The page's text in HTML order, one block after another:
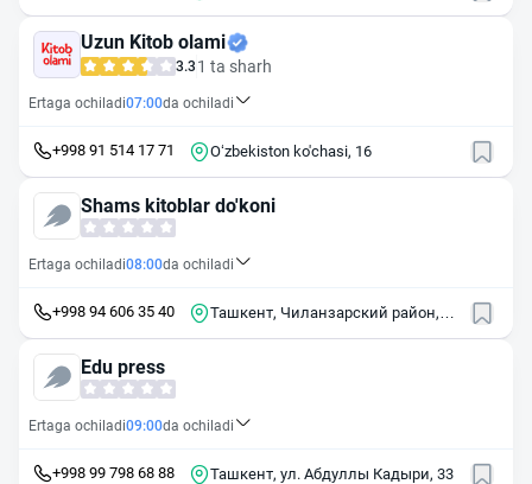
Uzun Kitob olami
3.3 1 ta sharh
Ertaga ochiladi07:00da ochiladi
+998 91 514 17 71 O‘zbekiston ko'chasi, 16
Shams kitoblar do'koni
Ertaga ochiladi08:00da ochiladi
+998 94 606 35 40
Ташкент, Чиланзарский район,
Edu press
Ertaga ochiladi09:00da ochiladi
+998 99 798 68 88 Ташкент, ул. Абдуллы Кадыри, 33